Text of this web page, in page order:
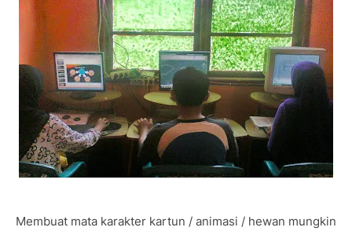
Membuat mata karakter kartun / animasi / hewan mungkin